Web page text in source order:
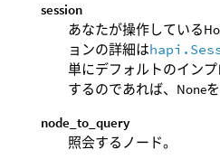
session
あなたが操作している
ョンの詳細は
単にデフォルトのイン
するのであれば、None
node_to_query
照会するノード。